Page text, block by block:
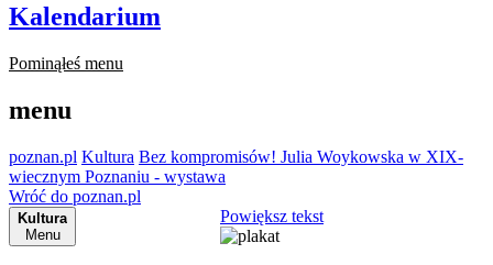
Kalendarium
Pominąłeś menu
menu
poznan.pl Kultura Bez kompromisów! Julia Woykowska w XIX-
wiecznym Poznaniu - wystawa
Wróć do poznan.pl
Kultura
Menu
Powiększ tekst